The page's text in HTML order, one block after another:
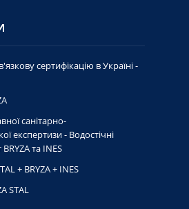
сертифікацію в Україні -
caнiтaрно-
експертизи - Водостічні
та INES
+ BRYZA + INES
STAL